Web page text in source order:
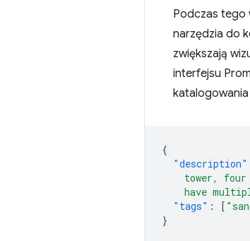
Podczas tego
narzędzia do
zwiększają
interfejsu
{
"description"
tower,
have
"tags" : [
}